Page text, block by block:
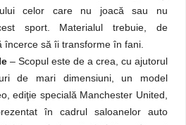
celor care nu joacă sau nu
sport.
Materialul trebuie, de
încerce să îi transforme în fani.
– Scopul este de a crea, cu ajutorul
de mari dimensiuni, un model
ediţie specială Manchester United,
în cadrul saloanelor auto